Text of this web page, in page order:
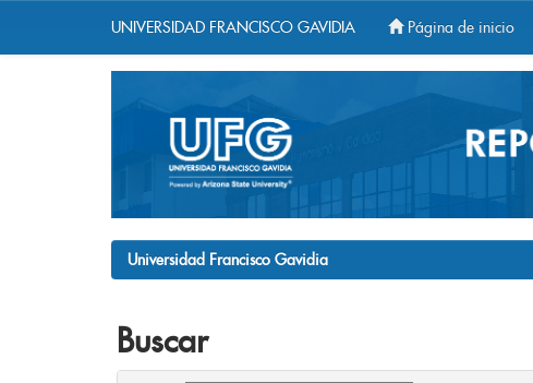
UNIVERSIDAD FRANCISCO GAVIDIA Página de inicio
Universidad Francisco Gavidia
Buscar